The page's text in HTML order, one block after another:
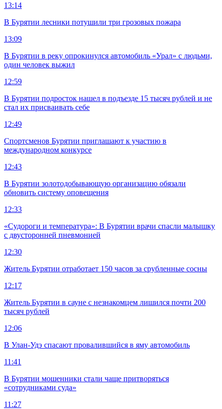
13:14
В Бурятии лесники потушили три грозовых пожара
13:09
В Бурятии в реку опрокинулся автомобиль «Урал» с людьми,
один человек выжил
12:59
В Бурятии подросток нашел в подъезде 15 тысяч рублей и не
стал их присваивать себе
12:49
Спортсменов Бурятии приглашают к участию в
международном конкурсе
12:43
В Бурятии золотодобывающую организацию обязали
обновить систему оповещения
12:33
«Судороги и температура»: В Бурятии врачи спасли малышку
с двусторонней пневмонией
12:30
Житель Бурятии отработает 150 часов за срубленные сосны
12:17
Житель Бурятии в сауне с незнакомцем лишился почти 200
тысяч рублей
12:06
В Улан-Удэ спасают провалившийся в яму автомобиль
11:41
В Бурятии мошенники стали чаще притворяться
«сотрудниками суда»
11:27